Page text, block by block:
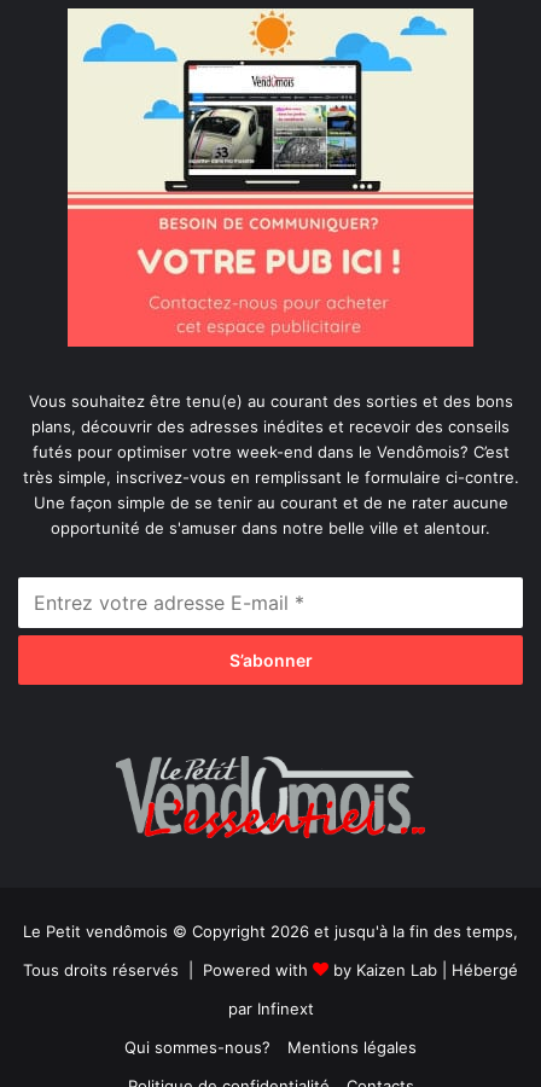
Vous souhaitez être tenu(e) au courant des sorties et des bons
plans, découvrir des adresses inédites et recevoir des conseils
futés pour optimiser votre week-end dans le Vendômois? C’est
très simple, inscrivez-vous en remplissant le formulaire ci-contre.
Une façon simple de se tenir au courant et de ne rater aucune
opportunité de s'amuser dans notre belle ville et alentour.
Le Petit vendômois © Copyright 2026 et jusqu'à la fin des temps,
Tous droits réservés | Powered with
by Kaizen Lab | Hébergé
par Infinext
Qui sommes-nous?
Mentions légales